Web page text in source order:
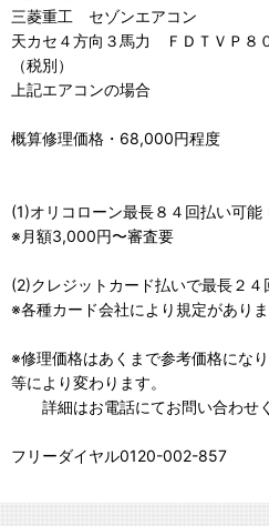
三菱重工 セゾンエアコン
天カセ４方向３馬力 ＦＤＴＶＰ
（税別）
上記エアコンの場合
概算修理価格・68,000円程度
(1)オリコローン最長８４回払い可能
※月額3,000円〜審査要
(2)クレジットカード払いで最長２４
※各種カード会社により規定があり
※修理価格はあくまで参考価格にな
等により変わります。
詳細はお電話にてお問い合わせく
フリーダイヤル0120-002-857